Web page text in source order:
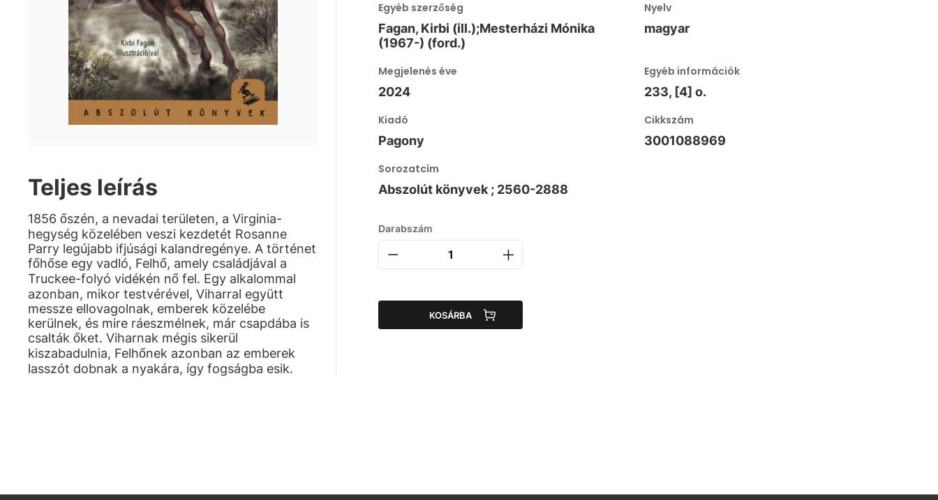
Teljes leírás
1856 őszén, a nevadai területen, a Virginia-
hegység közelében veszi kezdetét Rosanne
Parry legújabb ifjúsági kalandregénye. A történet
főhőse egy vadló, Felhő, amely családjával a
Truckee-folyó vidékén nő fel. Egy alkalommal
azonban, mikor testvérével, Viharral együtt
messze ellovagolnak, emberek közelébe
kerülnek, és mire ráeszmélnek, már csapdába is
csalták őket. Viharnak mégis sikerül
kiszabadulnia, Felhőnek azonban az emberek
lasszót dobnak a nyakára, így fogságba esik.
Egyéb szerzőség
Fagan, Kirbi (ill.);Mesterházi Mónika
(1967-) (ford.)
Nyelv
magyar
Megjelenés éve
2024
Egyéb információk
233, [4] o.
Kiadó
Pagony
Cikkszám
3001088969
Sorozatcím
Abszolút könyvek ; 2560-2888
Darabszám
KOSÁRBA